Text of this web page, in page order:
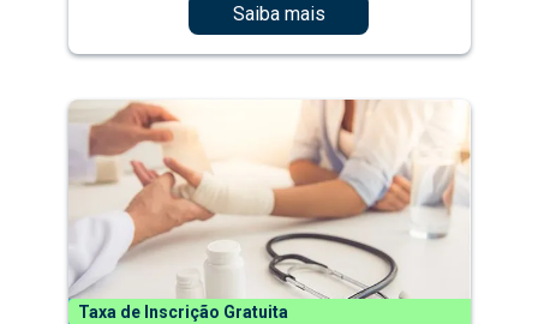
Saiba mais
Taxa de Inscrição Gratuita